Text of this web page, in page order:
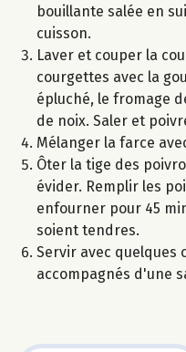
bouillante salée en
cuisson.
Laver et couper la
courgettes avec la
épluché, le fromage
de noix. Saler et
Mélanger la farce
Ôter la tige des
évider. Remplir les
enfourner pour 45
soient tendres.
Servir avec quelques
accompagnés d'une